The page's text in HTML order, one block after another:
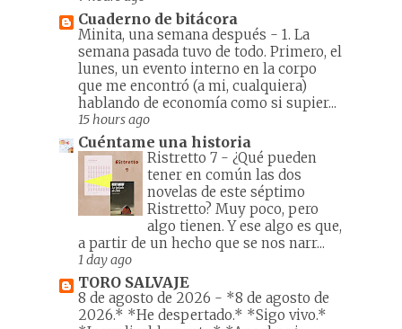
Cuaderno de bitácora
Minita, una semana después - 1. La
semana pasada tuvo de todo. Primero, el
lunes, un evento interno en la corpo
que me encontró (a mi, cualquiera)
hablando de economía como si supier...
15 hours ago
Cuéntame una historia
Ristretto 7 - ¿Qué pueden
tener en común las dos
novelas de este séptimo
Ristretto? Muy poco, pero
algo tienen. Y ese algo es que,
a partir de un hecho que se nos narr...
1 day ago
TORO SALVAJE
8 de agosto de 2026 - *8 de agosto de
2026.* *He despertado.* *Sigo vivo.*